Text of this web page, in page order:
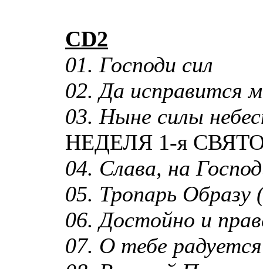
CD2
01. Господи сил
02. Да исправится
03. Ныне силы
НЕДЕЛЯ 1-я
04. Слава, на
05. Тропарь Образу
06. Достойно и
07. О тебе